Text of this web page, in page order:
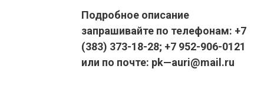
Подробное описание
запрашивайте по телефонам: +7
(383) 373-18-28; +7 952-906-0121
или по почте: pk—auri@mail .ru